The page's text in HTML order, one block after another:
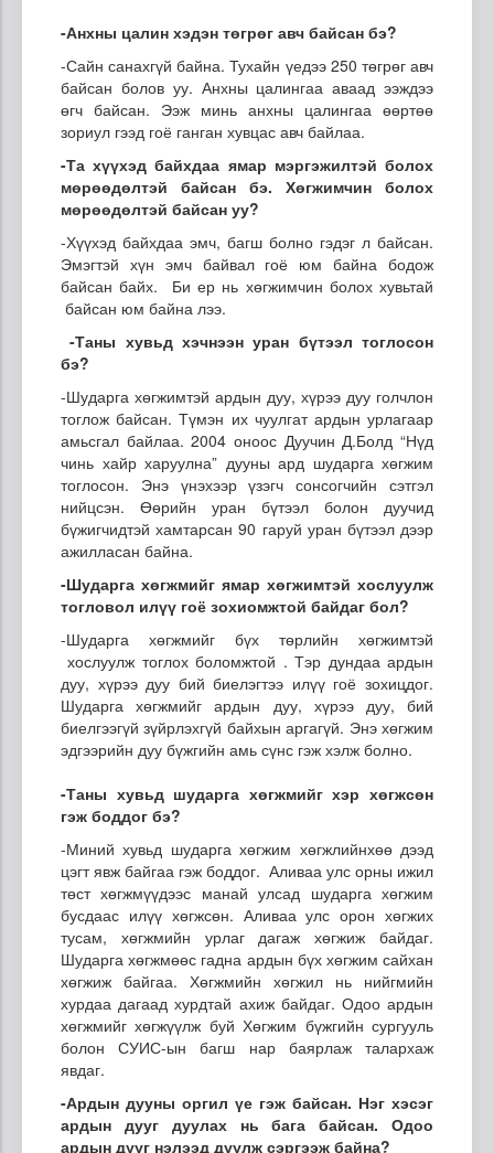
-Анхны цалин хэдэн төгрөг авч байсан бэ?
-Сайн санахгүй байна. Тухайн үедээ 250 төгрөг авч
байсан болов уу. Анхны цалингаа аваад ээждээ
өгч байсан. Ээж минь анхны цалингаа өөртөө
зориул гээд гоё ганган хувцас авч байлаа.
-Та хүүхэд байхдаа ямар мэргэжилтэй болох
мөрөөдөлтэй байсан бэ. Хөгжимчин болох
мөрөөдөлтэй байсан уу?
-Хүүхэд байхдаа эмч, багш болно гэдэг л байсан.
Эмэгтэй хүн эмч байвал гоё юм байна бодож
байсан байх. Би ер нь хөгжимчин болох хувьтай
байсан юм байна лээ.
-Таны хувьдхэчнээн уран бүтээл тоглосон
бэ?
-Шударга хөгжимтэй ардын дуу, хүрээ дуу голчлон
тоглож байсан. Түмэн их чуулгат ардын урлагаар
амьсгал байлаа. 2004 оноос Дуучин Д.Болд “Нүд
чинь хайр харуулна” дууны ард шударга хөгжим
тоглосон. Энэ үнэхээр үзэгч сонсогчийн сэтгэл
нийцсэн. Өөрийн уран бүтээл болон дуучид
бүжигчидтэй хамтарсан 90 гаруй уран бүтээл дээр
ажилласан байна.
-Шударга хөгжмийг ямар хөгжимтэй хослуулж
тогловол илүү гоё зохиомжтой байдаг бол?
-Шударга хөгжмийг бүх төрлийн хөгжимтэй
хослуулж тоглох боломжтой . Тэр дундаа ардын
дуу, хүрээ дуу бий биелэгтээ илүү гоё зохицдог.
Шударга хөгжмийг ардын дуу, хүрээ дуу, бий
биелгээгүй зүйрлэхгүй байхын аргагүй. Энэ хөгжим
эдгээрийн дуу бүжгийн амь сүнс гэж хэлж болно.
-Таны хувьд шударга хөгжмийгхэр хөгжсөн
гэж боддог бэ?
-Миний хувьд шударга хөгжим хөгжлийнхөө дээд
цэгт явж байгаа гэж боддог. Аливаа улс орны ижил
төст хөгжмүүдээс манай улсад шударга хөгжим
бусдаас илүү хөгжсөн. Аливаа улс орон хөгжих
тусам, хөгжмийн урлаг дагаж хөгжиж байдаг.
Шударга хөгжмөөс гадна ардын бүх хөгжим сайхан
хөгжиж байгаа. Хөгжмийн хөгжил нь нийгмийн
хурдаа дагаад хурдтай ахиж байдаг. Одоо ардын
хөгжмийг хөгжүүлж буй Хөгжим бүжгийн сургууль
болон СУИС-ын багш нар баярлаж талархаж
явдаг.
-Ардын дууны оргил үе гэж байсан. Нэг хэсэг
ардын дууг дуулах нь бага байсан. Одоо
ардын дууг нэлээд дуулж сэргээж байна?